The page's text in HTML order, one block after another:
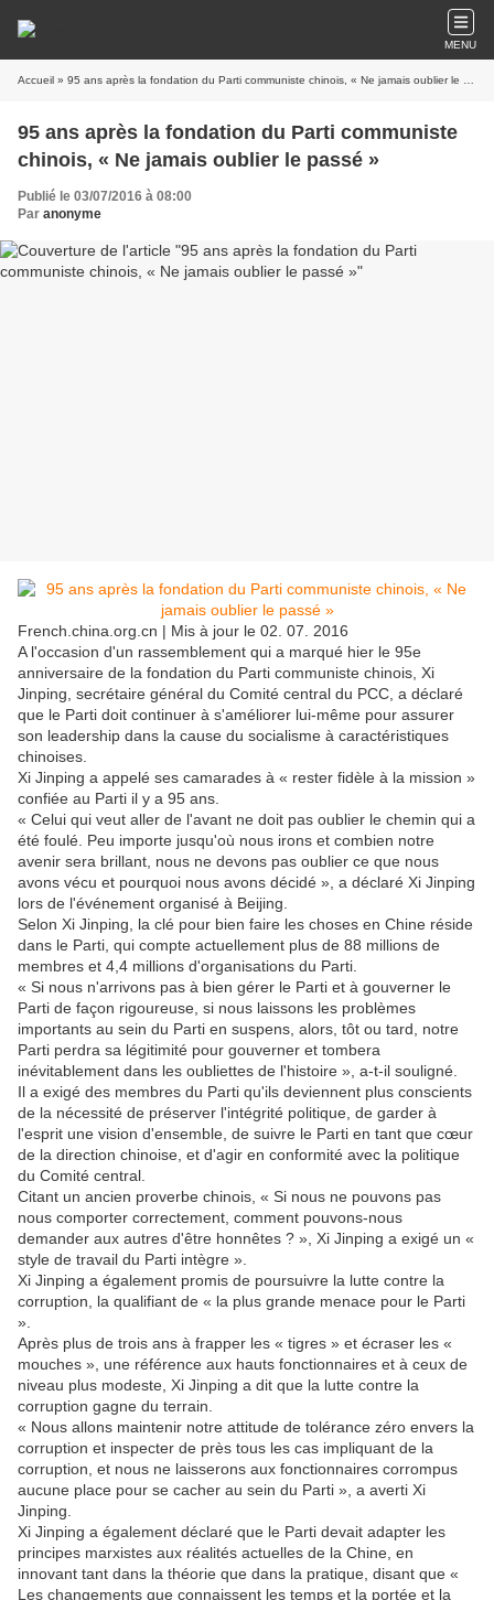
MENU
Accueil » 95 ans après la fondation du Parti communiste chinois, « Ne jamais oublier le passé »
95 ans après la fondation du Parti communiste
chinois, « Ne jamais oublier le passé »
Publié le 03/07/2016 à 08:00
Par anonyme
French.china.org.cn | Mis à jour le 02. 07. 2016
A l'occasion d'un rassemblement qui a marqué hier le 95e
anniversaire de la fondation du Parti communiste chinois, Xi
Jinping, secrétaire général du Comité central du PCC, a déclaré
que le Parti doit continuer à s'améliorer lui-même pour assurer
son leadership dans la cause du socialisme à caractéristiques
chinoises.
Xi Jinping a appelé ses camarades à « rester fidèle à la mission »
confiée au Parti il y a 95 ans.
« Celui qui veut aller de l'avant ne doit pas oublier le chemin qui a
été foulé. Peu importe jusqu'où nous irons et combien notre
avenir sera brillant, nous ne devons pas oublier ce que nous
avons vécu et pourquoi nous avons décidé », a déclaré Xi Jinping
lors de l'événement organisé à Beijing.
Selon Xi Jinping, la clé pour bien faire les choses en Chine réside
dans le Parti, qui compte actuellement plus de 88 millions de
membres et 4,4 millions d'organisations du Parti.
« Si nous n'arrivons pas à bien gérer le Parti et à gouverner le
Parti de façon rigoureuse, si nous laissons les problèmes
importants au sein du Parti en suspens, alors, tôt ou tard, notre
Parti perdra sa légitimité pour gouverner et tombera
inévitablement dans les oubliettes de l'histoire », a-t-il souligné.
Il a exigé des membres du Parti qu'ils deviennent plus conscients
de la nécessité de préserver l'intégrité politique, de garder à
l'esprit une vision d'ensemble, de suivre le Parti en tant que cœur
de la direction chinoise, et d'agir en conformité avec la politique
du Comité central.
Citant un ancien proverbe chinois, « Si nous ne pouvons pas
nous comporter correctement, comment pouvons-nous
demander aux autres d'être honnêtes ? », Xi Jinping a exigé un «
style de travail du Parti intègre ».
Xi Jinping a également promis de poursuivre la lutte contre la
corruption, la qualifiant de « la plus grande menace pour le Parti
».
Après plus de trois ans à frapper les « tigres » et écraser les «
mouches », une référence aux hauts fonctionnaires et à ceux de
niveau plus modeste, Xi Jinping a dit que la lutte contre la
corruption gagne du terrain.
« Nous allons maintenir notre attitude de tolérance zéro envers la
corruption et inspecter de près tous les cas impliquant de la
corruption, et nous ne laisserons aux fonctionnaires corrompus
aucune place pour se cacher au sein du Parti », a averti Xi
Jinping.
Xi Jinping a également déclaré que le Parti devait adapter les
principes marxistes aux réalités actuelles de la Chine, en
innovant tant dans la théorie que dans la pratique, disant que «
Les changements que connaissent les temps et la portée et la